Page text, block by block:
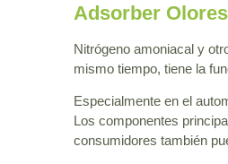
Adsorber
Nitrógeno amoniacal y
mismo tiempo, tiene la
Especialmente en el
Los componentes
consumidores también